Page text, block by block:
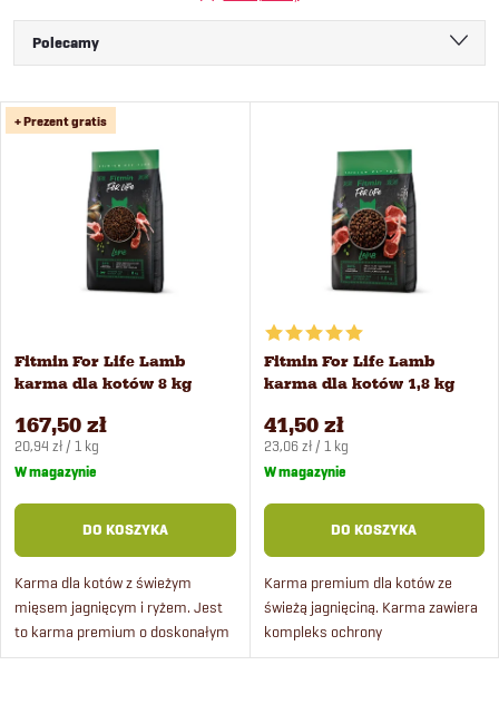
S
o
a
n
i
e
p
r
Polecamy
Najdroższe
Najczęściej sprzedawane
Alfabetycznie
L
a
p
r
o
d
u
+ Prezent gratis
Fitmin For Life Lamb
karma dla kotów 8 kg
167,50 zł
Cena
jednostkowa:
20,94 zł / 1 kg
W magazynie
DO KOSZYKA
Karma dla kotów z świeżym
mięsem jagnięcym i ryżem. Jest
to karma premium o doskonałym
smaku, który przypadnie do gustu
Fitmin For Life Lamb
karma dla kotów 1,8 kg
41,50 zł
Cena
jednostkowa:
23,06 zł / 1 kg
W magazynie
DO KOSZYKA
Karma premium dla kotów ze
świeżą jagnięciną. Karma zawiera
kompleks ochrony
stomatologicznej, świeże mięso